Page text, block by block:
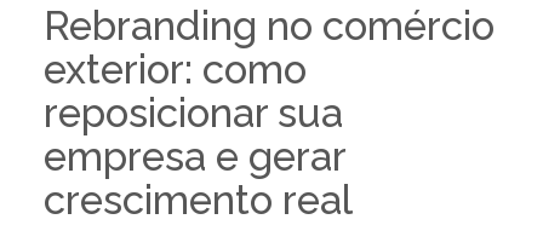
Rebranding no comércio
exterior: como
reposicionar sua
empresa e gerar
crescimento real